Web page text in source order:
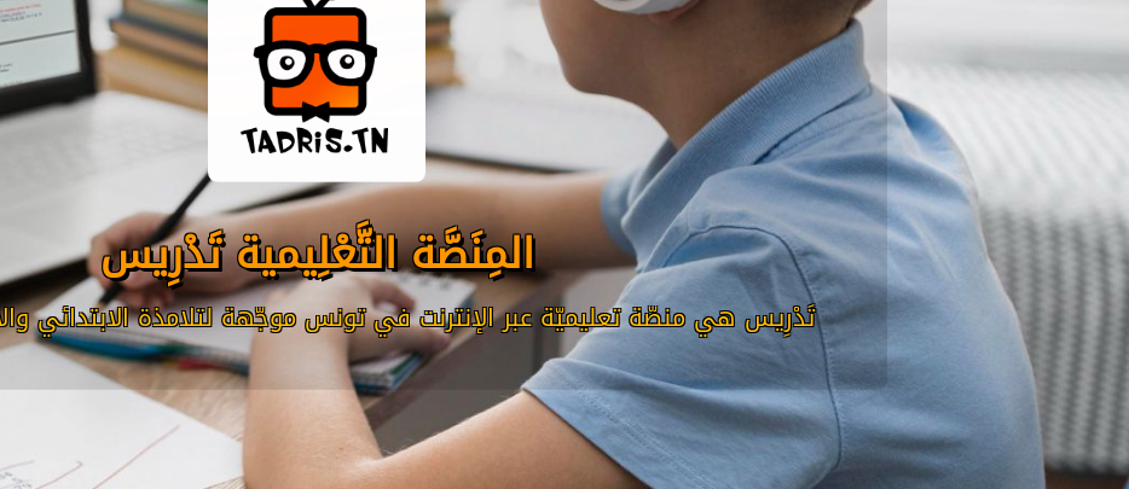
المِنَصَّة التَّعْلِيمية تَدْرِيس
تَدْرِيس هي منصّة تعليميّة عبر الإنترنت في تونس موجّهة لتلامذة الابتدائي